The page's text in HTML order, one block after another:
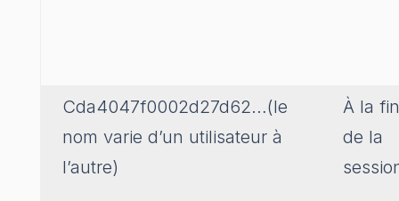
Cda4047f0002d27d62…(le
nom varie d’un utilisateur à
l’autre)
À la fin
de la